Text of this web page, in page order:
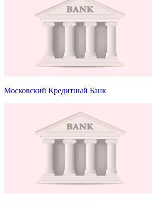
Московский Кредитный Банк